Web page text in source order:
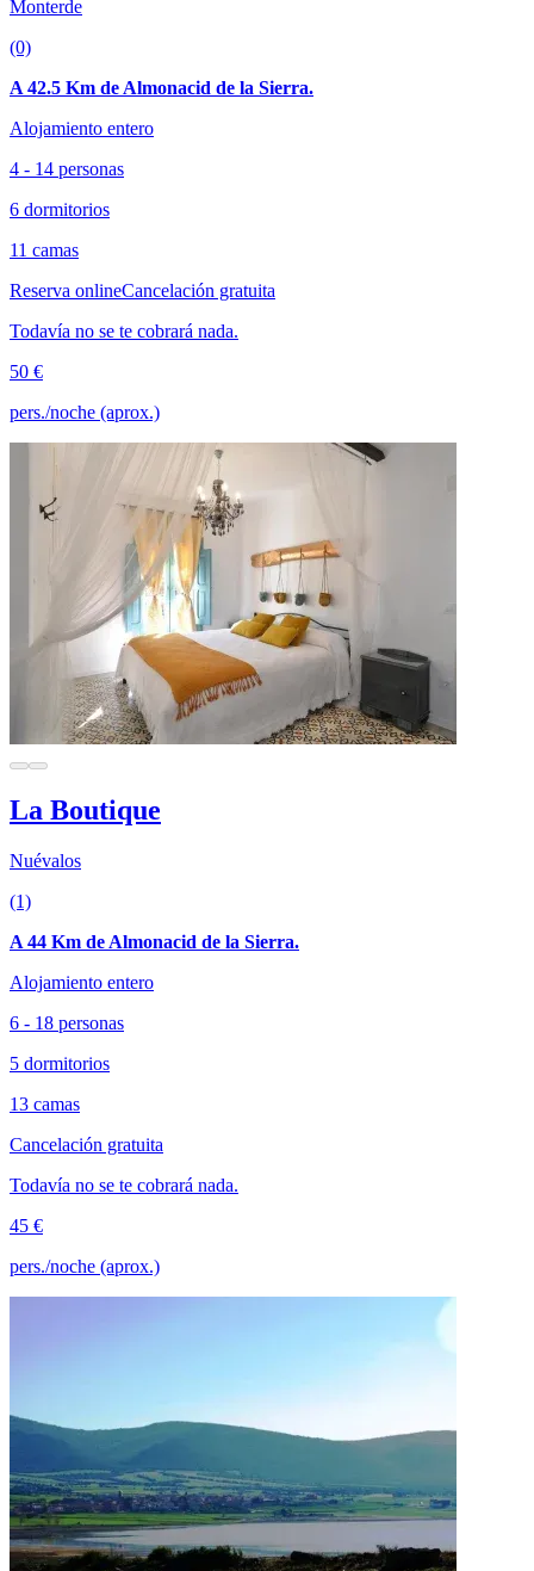
Monterde
(0)
A 42.5 Km de Almonacid de la Sierra.
Alojamiento entero
4 - 14 personas
6 dormitorios
11 camas
Reserva onlineCancelación gratuita
Todavía no se te cobrará nada.
50 €
pers./noche (aprox.)
La Boutique
Nuévalos
(1)
A 44 Km de Almonacid de la Sierra.
Alojamiento entero
6 - 18 personas
5 dormitorios
13 camas
Cancelación gratuita
Todavía no se te cobrará nada.
45 €
pers./noche (aprox.)